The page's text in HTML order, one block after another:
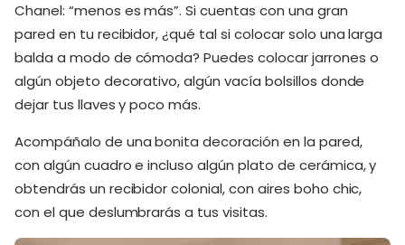
Chanel: “menos es más”. Si cuentas con una gran
pared en tu recibidor, ¿qué tal si colocar solo una larga
balda a modo de cómoda? Puedes colocar jarrones o
algún objeto decorativo, algún vacía bolsillos donde
dejar tus llaves y poco más.
Acompáñalo de una bonita decoración en la pared,
con algún cuadro e incluso algún plato de cerámica, y
obtendrás un recibidor colonial, con aires boho chic,
con el que deslumbrarás a tus visitas.